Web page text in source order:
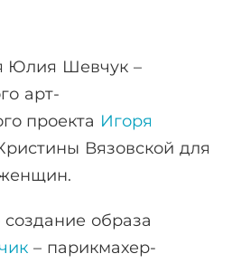
Юлия Шевчук –
арт-
проекта Игоря
Вязовской для
создание образа
– парикмахер-